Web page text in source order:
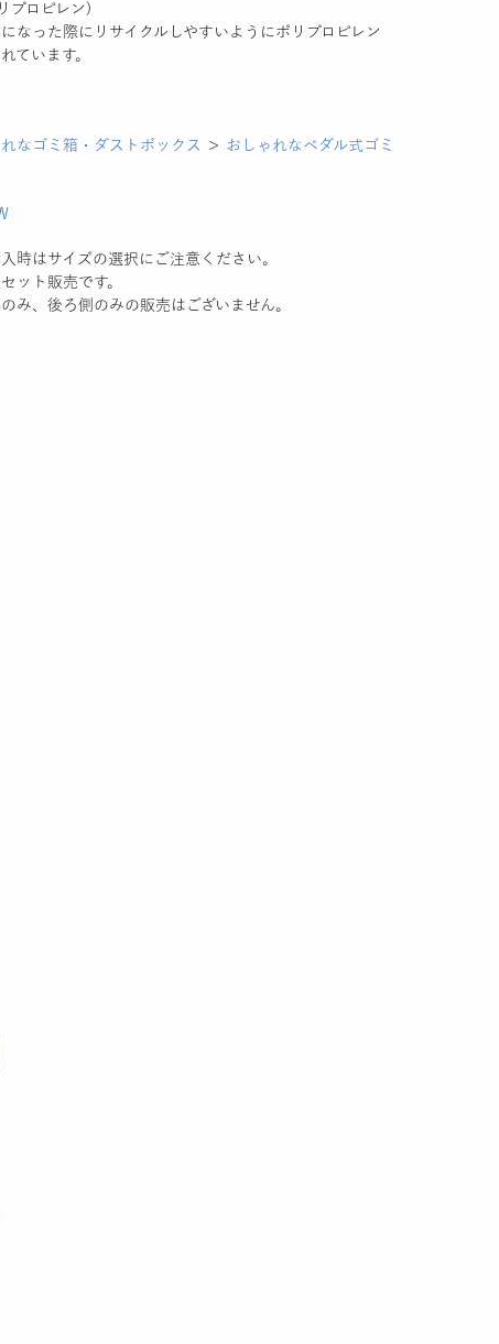
プロピレン)
なった際にリサイクルしやすいようにポリプロピレン
ています。
なゴミ箱・ダストボックス ＞ おしゃれなペダル式ゴミ
時はサイズの選択にご注意ください。
ット販売です。
み、後ろ側のみの販売はございません。